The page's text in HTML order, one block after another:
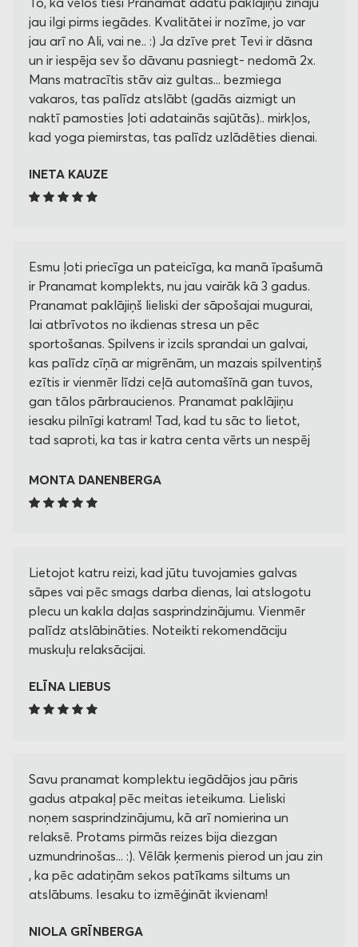
jau ilgi pirms iegādes. Kvalitātei ir nozīme, jo var
jau arī no Ali, vai ne.. :) Ja dzīve pret Tevi ir dāsna
un ir iespēja sev šo dāvanu pasniegt- nedomā 2x.
Mans matracītis stāv aiz gultas... bezmiega
vakaros, tas palīdz atslābt (gadās aizmigt un
naktī pamosties ļoti adatainās sajūtās).. mirkļos,
kad yoga piemirstas, tas palīdz uzlādēties dienai.
INETA KAUZE
Esmu ļoti priecīga un pateicīga, ka manā īpašumā
ir Pranamat komplekts, nu jau vairāk kā 3 gadus.
Pranamat paklājiņš lieliski der sāpošajai mugurai,
lai atbrīvotos no ikdienas stresa un pēc
sportošanas. Spilvens ir izcils sprandai un galvai,
kas palīdz cīņā ar migrēnām, un mazais spilventiņš
ezītis ir vienmēr līdzi ceļā automašīnā gan tuvos,
gan tālos pārbraucienos. Pranamat paklājiņu
iesaku pilnīgi katram! Tad, kad tu sāc to lietot,
tad saproti, ka tas ir katra centa vērts un nespēj
MONTA DANENBERGA
Lietojot katru reizi, kad jūtu tuvojamies galvas
sāpes vai pēc smags darba dienas, lai atslogotu
plecu un kakla daļas sasprindzinājumu. Vienmēr
palīdz atslābināties. Noteikti rekomendāciju
muskuļu relaksācijai.
ELĪNA LIEBUS
Savu pranamat komplektu iegādājos jau pāris
gadus atpakaļ pēc meitas ieteikuma. Lieliski
noņem sasprindzinājumu, kā arī nomierina un
relaksē. Protams pirmās reizes bija diezgan
uzmundrinošas... :). Vēlāk ķermenis pierod un jau zin
, ka pēc adatiņām sekos patīkams siltums un
atslābums. Iesaku to izmēģināt ikvienam!
NIOLA GRĪNBERGA